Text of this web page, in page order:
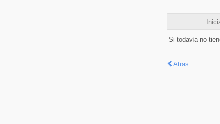
Si todavía no
Atrás